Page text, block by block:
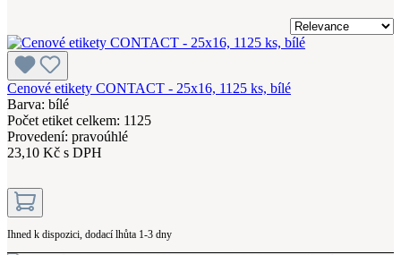
Cenové etikety CONTACT - 25x16, 1125 ks, bílé
Barva: bílé
Počet etiket celkem: 1125
Provedení: pravoúhlé
23,10 Kč s DPH
Ihned k dispozici, dodací lhůta 1-3 dny